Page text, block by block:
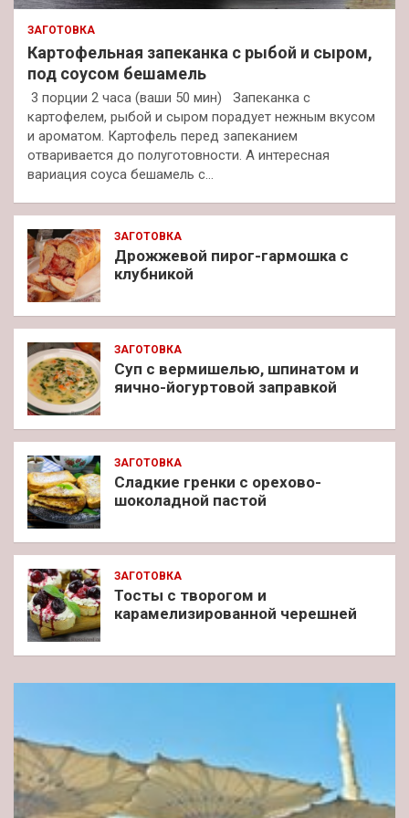
ЗАГОТОВКА
Картофельная запеканка с рыбой и сыром,
под соусом бешамель
3 порции 2 часа (ваши 50 мин) Запеканка с
картофелем, рыбой и сыром порадует нежным вкусом
и ароматом. Картофель перед запеканием
отваривается до полуготовности. А интересная
вариация соуса бешамель с…
ЗАГОТОВКА
Дрожжевой пирог-гармошка с
клубникой
ЗАГОТОВКА
Суп с вермишелью, шпинатом и
яично-йогуртовой заправкой
ЗАГОТОВКА
Сладкие гренки с орехово-
шоколадной пастой
ЗАГОТОВКА
Тосты с творогом и
карамелизированной черешней